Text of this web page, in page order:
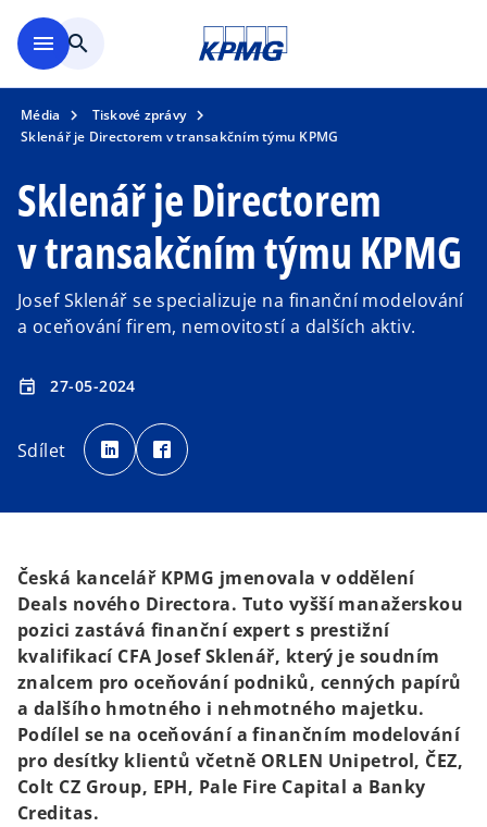
menu search
Média
Tiskové zprávy
Sklenář je Directorem v transakčním týmu KPMG
Sklenář je Directorem
v transakčním týmu KPMG
Josef Sklenář se specializuje na finanční modelování
a oceňování firem, nemovitostí a dalších aktiv.
event 27-05-2024
Sdílet p
e
n
t
a
b
p
e
t
a
b
Česká kancelář KPMG jmenovala v oddělení
Deals nového Directora. Tuto vyšší manažerskou
pozici zastává finanční expert s prestižní
kvalifikací CFA Josef Sklenář, který je soudním
znalcem pro oceňování podniků, cenných papírů
a dalšího hmotného i nehmotného majetku.
Podílel se na oceňování a finančním modelování
pro desítky klientů včetně ORLEN Unipetrol, ČEZ,
Colt CZ Group, EPH, Pale Fire Capital a Banky
Creditas.